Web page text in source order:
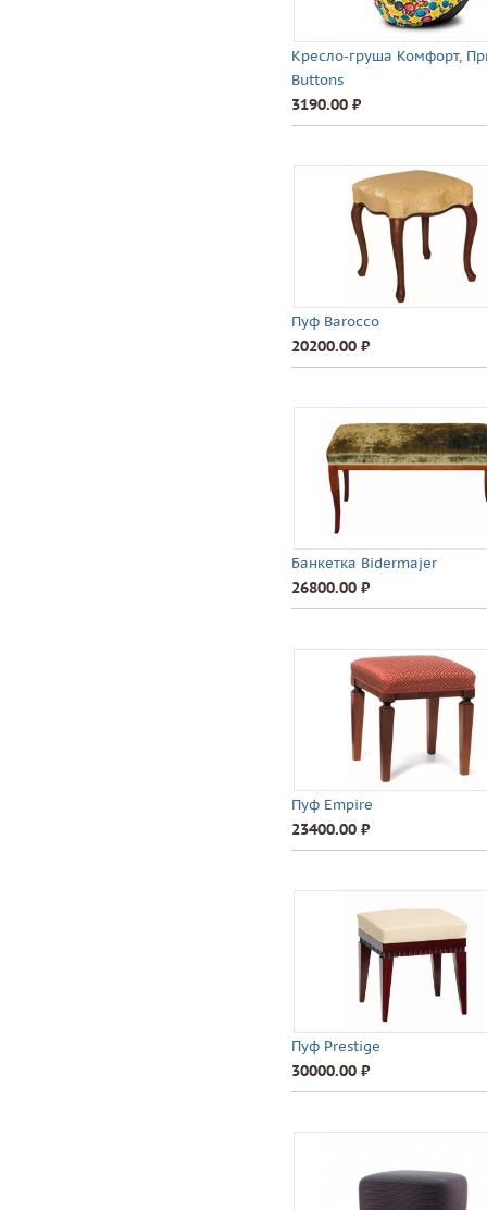
Кресло-груша Комфорт,
Buttons
3190.00 ⃏
Пуф Barocco
20200.00 ⃏
Банкетка Bidermajer
26800.00 ⃏
Пуф Empire
23400.00 ⃏
Пуф Prestige
30000.00 ⃏